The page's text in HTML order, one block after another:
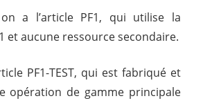
a l’article PF1, qui utilise la
et aucune ressource secondaire.
PF1-TEST, qui est fabriqué et
opération de gamme principale